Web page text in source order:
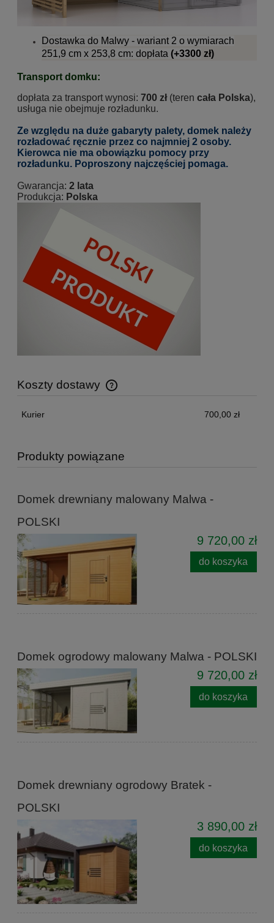
Dostawka do Malwy - wariant 2 o wymiarach
251,9 cm x 253,8 cm: dopłata (+3300 zł)
Transport domku:
dopłata za transport wynosi: 700 zł (teren cała Polska),
usługa nie obejmuje rozładunku.
Ze względu na duże gabaryty palety, domek należy
rozładować ręcznie przez co najmniej 2 osoby.
Kierowca nie ma obowiązku pomocy przy
rozładunku. Poproszony najczęściej pomaga.
Gwarancja: 2 lata
Produkcja: Polska
Koszty dostawy
Cena nie zawiera ewentualnych kosztów płatności
Kurier 700,00 zł
Produkty powiązane
Domek drewniany malowany Malwa -
POLSKI
9 720,00 zł
do koszyka
Domek ogrodowy malowany Malwa - POLSKI
9 720,00 zł
do koszyka
Domek drewniany ogrodowy Bratek -
POLSKI
3 890,00 zł
do koszyka